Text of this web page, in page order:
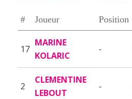
# Joueur Position
17
MARINE
KOLARIC
-
2
CLEMENTINE
LEBOUT
-